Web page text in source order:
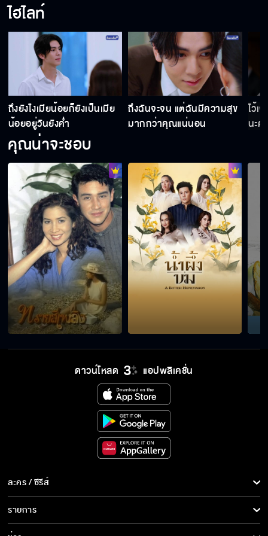
ไฮไลท์
ถึงยังไงเมียน้อยก็ยังเป็นเมีย
น้อยอยู่วันยังค่ำ
ถึงฉันจะจน แต่ฉันมีความสุข
มากกว่าคุณแน่นอน
ไว้เ
นะคะ
คุณน่าจะชอบ
ดาวน์โหลด แอปพลิเคชั่น
ละคร / ซีรีส์
ละคร/ซีรีส์
ซีรีส์นานาชาติ
รายการ
รายการทั้งหมด